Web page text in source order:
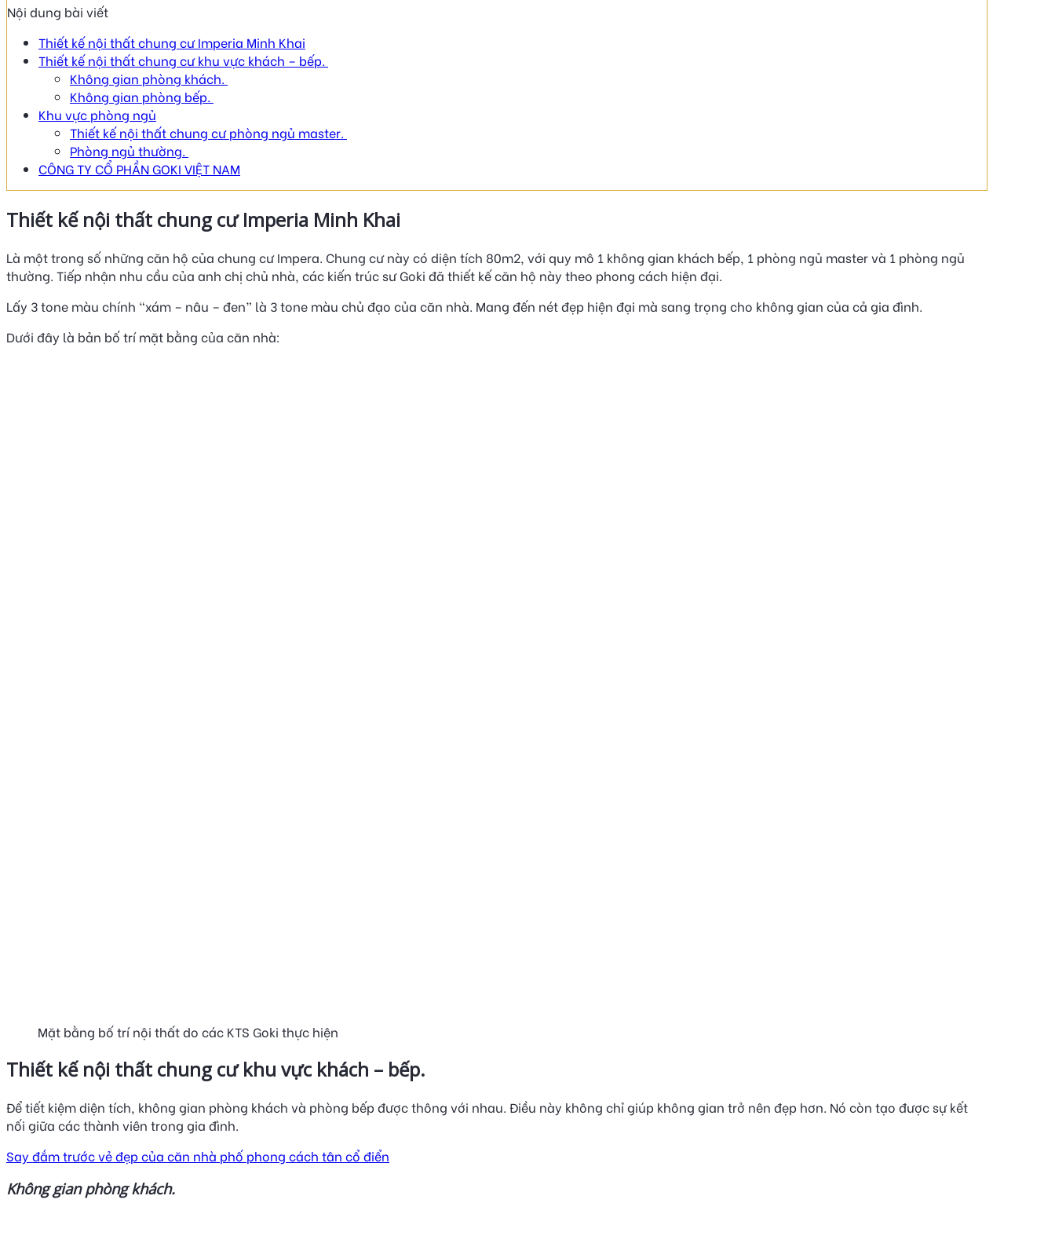
Nội dung bài viết
Thiết kế nội thất chung cư Imperia Minh Khai
Thiết kế nội thất chung cư khu vực khách – bếp.
Không gian phòng khách.
Không gian phòng bếp.
Khu vực phòng ngủ
Thiết kế nội thất chung cư phòng ngủ master.
Phòng ngủ thường.
CÔNG TY CỔ PHẦN GOKI VIỆT NAM
Thiết kế nội thất chung cư Imperia Minh Khai
Là một trong số những căn hộ của chung cư Impera. Chung cư này có diện tích 80m2, với quy mô 1 không gian khách bếp, 1 phòng ngủ master và 1 phòng ngủ
thường. Tiếp nhận nhu cầu của anh chị chủ nhà, các kiến trúc sư Goki đã thiết kế căn hộ này theo phong cách hiện đại.
Lấy 3 tone màu chính “xám – nâu – đen” là 3 tone màu chủ đạo của căn nhà. Mang đến nét đẹp hiện đại mà sang trọng cho không gian của cả gia đình.
Dưới đây là bản bố trí mặt bằng của căn nhà:
Mặt bằng bố trí nội thất do các KTS Goki thực hiện
Thiết kế nội thất chung cư khu vực khách – bếp.
Để tiết kiệm diện tích, không gian phòng khách và phòng bếp được thông với nhau. Điều này không chỉ giúp không gian trở nên đẹp hơn. Nó còn tạo được sự kết
nối giữa các thành viên trong gia đình.
Say đắm trước vẻ đẹp của căn nhà phố phong cách tân cổ điển
Không gian phòng khách.